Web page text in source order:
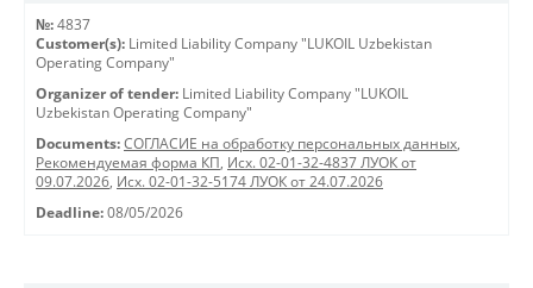
№: 4837
Customer(s): Limited Liability Company "LUKOIL Uzbekistan
Operating Company"
Organizer of tender: Limited Liability Company "LUKOIL
Uzbekistan Operating Company"
Documents: СОГЛАСИЕ на обработку персональных данных,
Рекомендуемая форма КП, Исх. 02-01-32-4837 ЛУОК от
09.07.2026, Исх. 02-01-32-5174 ЛУОК от 24.07.2026
Deadline: 08/05/2026